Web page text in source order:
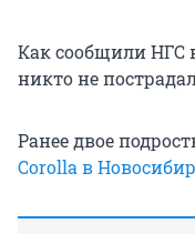
Как сообщили НГС
никто не
Ранее двое
Corolla в